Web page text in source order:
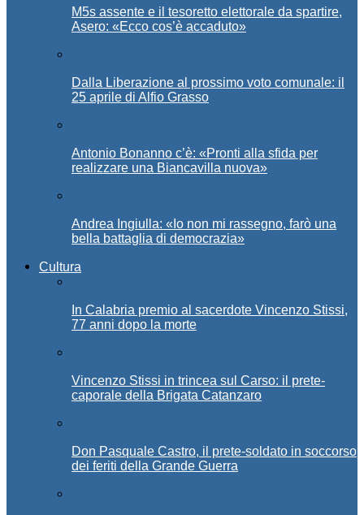
M5s assente e il tesoretto elettorale da spartire,
Asero: «Ecco cos’è accaduto»
Dalla Liberazione al prossimo voto comunale: il
25 aprile di Alfio Grasso
Antonio Bonanno c’è: «Pronti alla sfida per
realizzare una Biancavilla nuova»
Andrea Ingiulla: «Io non mi rassegno, farò una
bella battaglia di democrazia»
Cultura
In Calabria premio al sacerdote Vincenzo Stissi,
77 anni dopo la morte
Vincenzo Stissi in trincea sul Carso: il prete-
caporale della Brigata Catanzaro
Don Pasquale Castro, il prete-soldato in soccorso
dei feriti della Grande Guerra